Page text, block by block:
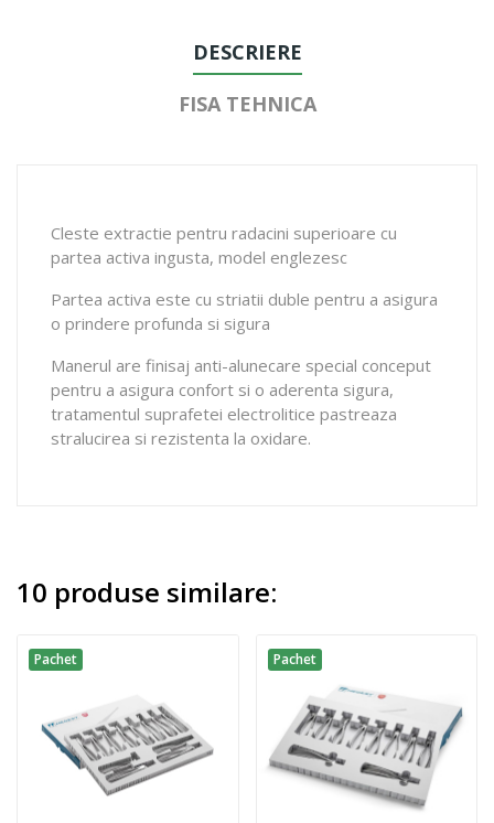
DESCRIERE
FISA TEHNICA
Cleste extractie pentru radacini superioare cu
partea activa ingusta, model englezesc
Partea activa este cu striatii duble pentru a asigura
o prindere profunda si sigura
Manerul are finisaj anti-alunecare special conceput
pentru a asigura confort si o aderenta sigura,
tratamentul suprafetei electrolitice pastreaza
stralucirea si rezistenta la oxidare.
10 produse similare:
Pachet Pachet